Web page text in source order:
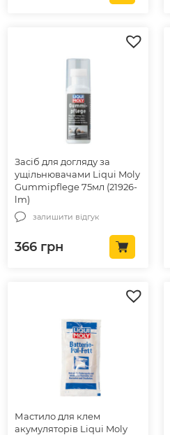
Засіб для догляду за
ущільнювачами Liqui Moly
Gummipflege 75мл (21926-
lm)
залишити відгук
366 грн
Мастило для клем
акумуляторів Liqui Moly